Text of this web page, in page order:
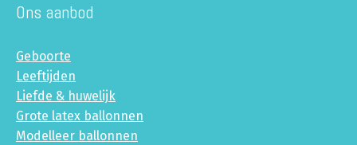
Ons aanbod
Geboorte
Leeftijden
Liefde & huwelijk
Grote latex ballonnen
Modelleer ballonnen